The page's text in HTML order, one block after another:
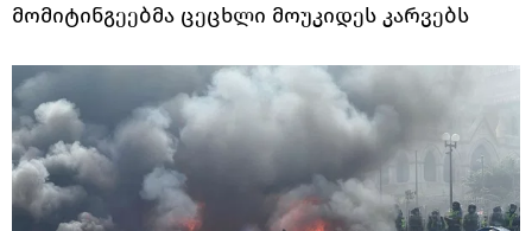
მომიტინგეებმა ცეცხლი მოუკიდეს კარვებს